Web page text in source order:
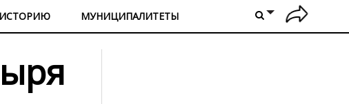
МУНИЦИПАЛИТЕТЫ